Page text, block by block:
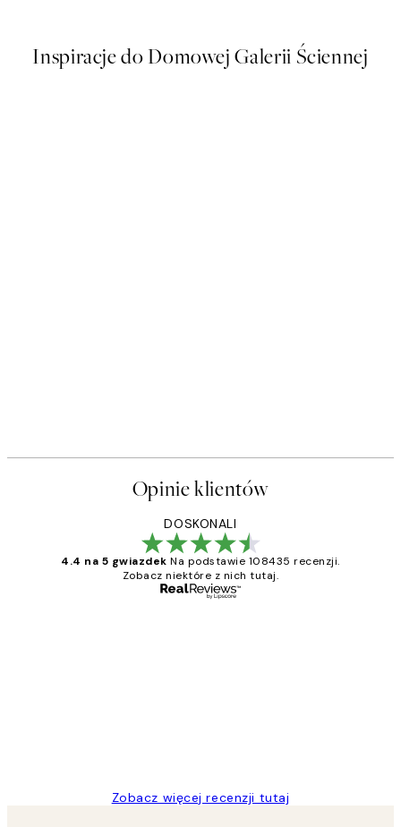
Inspiracje do Domowej Galerii Ściennej
Opinie klientów
DOSKONALI
4.4 na 5 gwiazdek Na podstawie 108435 recenzji.
Zobacz niektóre z nich tutaj.
Zobacz więcej recenzji tutaj